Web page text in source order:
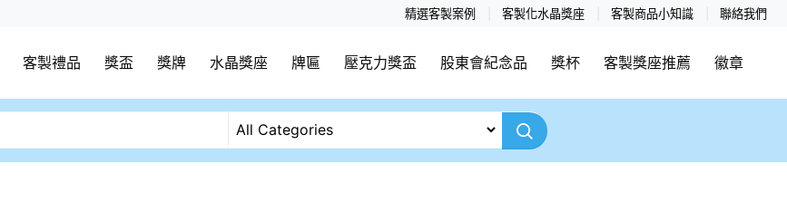
精選客製案例 客製化水晶獎座 客製商品小知識 聯絡我們
客製禮品 獎盃 獎牌 水晶獎座 牌匾 壓克力獎盃 股東會紀念品 獎杯 客製獎座推薦 徽章